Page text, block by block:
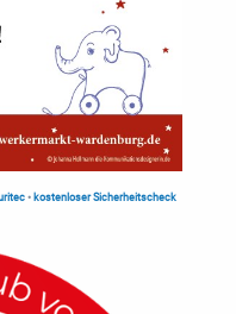
• kostenloser Sicherheitscheck